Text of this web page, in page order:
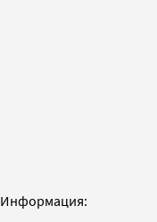
Информация: